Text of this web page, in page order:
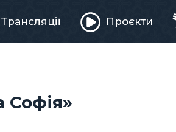
Трансляції Проєкти
Софія»